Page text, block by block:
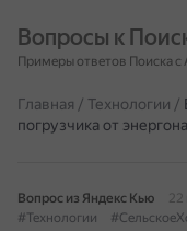
Вопросы к
Примеры ответов Поиска с
Главная / Технологии /
погрузчика от
Вопрос из Яндекс Кью
22
#Технологии